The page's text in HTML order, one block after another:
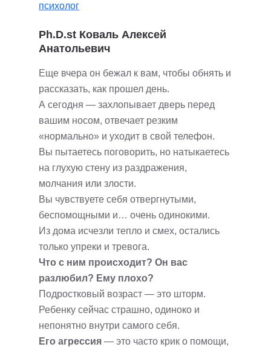
психолог
Ph.D.st Коваль Алексей
Анатольевич
Еще вчера он бежал к вам, чтобы обнять и
рассказать, как прошел день.
А сегодня — захлопывает дверь перед
вашим носом, отвечает резким
«нормально» и уходит в свой телефон.
Вы пытаетесь поговорить, но натыкаетесь
на глухую стену из раздражения,
молчания или злости.
Вы чувствуете себя отвергнутыми,
беспомощными и… очень одинокими.
Из дома исчезли тепло и смех, остались
только упреки и тревога.
Что с ним происходит? Он вас
разлюбил? Ему плохо?
Подростковый возраст — это шторм.
Ребенку сейчас страшно, одиноко и
непонятно внутри самого себя.
Его агрессия — это часто крик о помощи,